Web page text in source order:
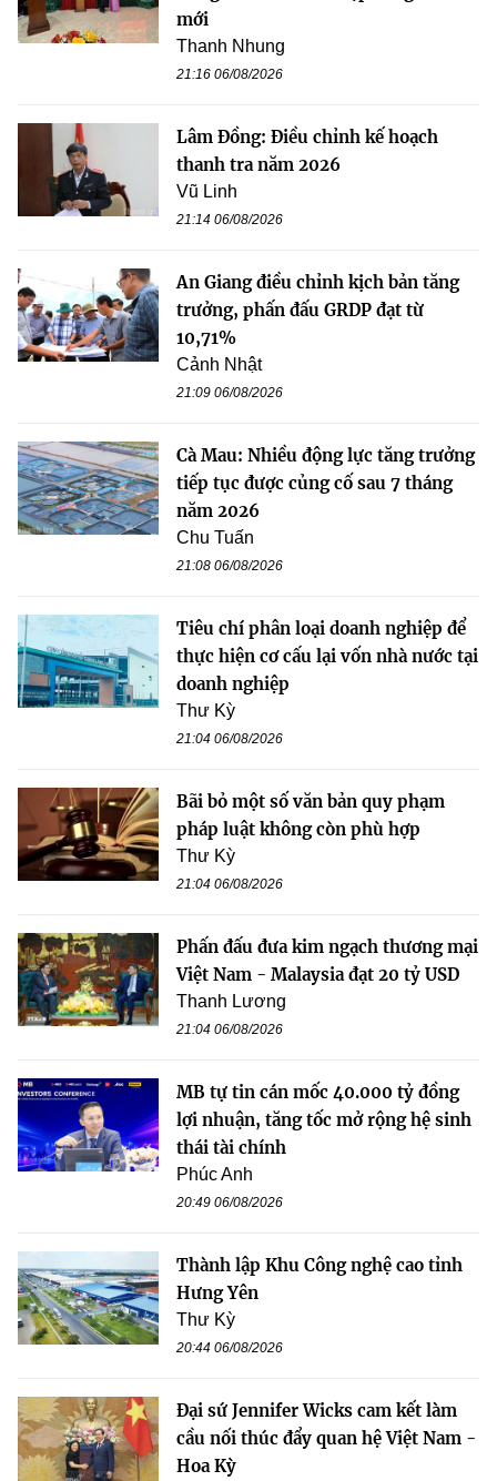
mới
Thanh Nhung
21:16 06/08/2026
Lâm Đồng: Điều chỉnh kế hoạch
thanh tra năm 2026
Vũ Linh
21:14 06/08/2026
An Giang điều chỉnh kịch bản tăng
trưởng, phấn đấu GRDP đạt từ
10,71%
Cảnh Nhật
21:09 06/08/2026
Cà Mau: Nhiều động lực tăng trưởng
tiếp tục được củng cố sau 7 tháng
năm 2026
Chu Tuấn
21:08 06/08/2026
Tiêu chí phân loại doanh nghiệp để
thực hiện cơ cấu lại vốn nhà nước tại
doanh nghiệp
Thư Kỳ
21:04 06/08/2026
Bãi bỏ một số văn bản quy phạm
pháp luật không còn phù hợp
Thư Kỳ
21:04 06/08/2026
Phấn đấu đưa kim ngạch thương mại
Việt Nam - Malaysia đạt 20 tỷ USD
Thanh Lương
21:04 06/08/2026
MB tự tin cán mốc 40.000 tỷ đồng
lợi nhuận, tăng tốc mở rộng hệ sinh
thái tài chính
Phúc Anh
20:49 06/08/2026
Thành lập Khu Công nghệ cao tỉnh
Hưng Yên
Thư Kỳ
20:44 06/08/2026
Đại sứ Jennifer Wicks cam kết làm
cầu nối thúc đẩy quan hệ Việt Nam -
Hoa Kỳ